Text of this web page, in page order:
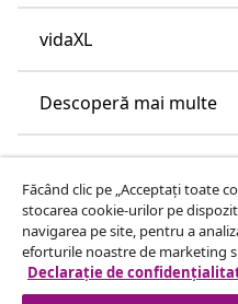
vidaXL
Descoperă mai multe
Făcând clic pe „Acceptați toate
stocarea cookie-urilor pe
navigarea pe site, pentru a
eforturile noastre de marketing
Declarație de